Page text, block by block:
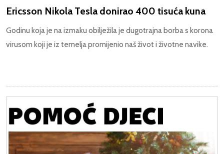
Ericsson Nikola Tesla donirao 400 tisuća kuna
Godinu koja je na izmaku obilježila je dugotrajna borba s korona
virusom koji je iz temelja promijenio naš život i životne navike.